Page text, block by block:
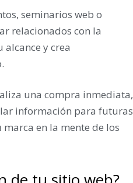
seminarios web o
relacionados con la
y crea
una compra inmediata,
información para futuras
en la mente de los